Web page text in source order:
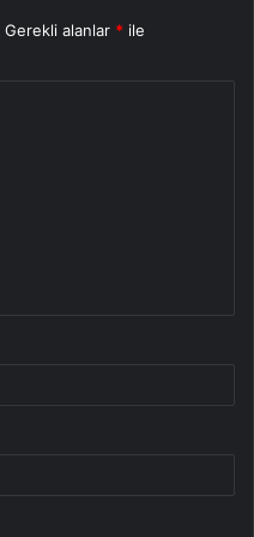
Gerekli alanlar * ile